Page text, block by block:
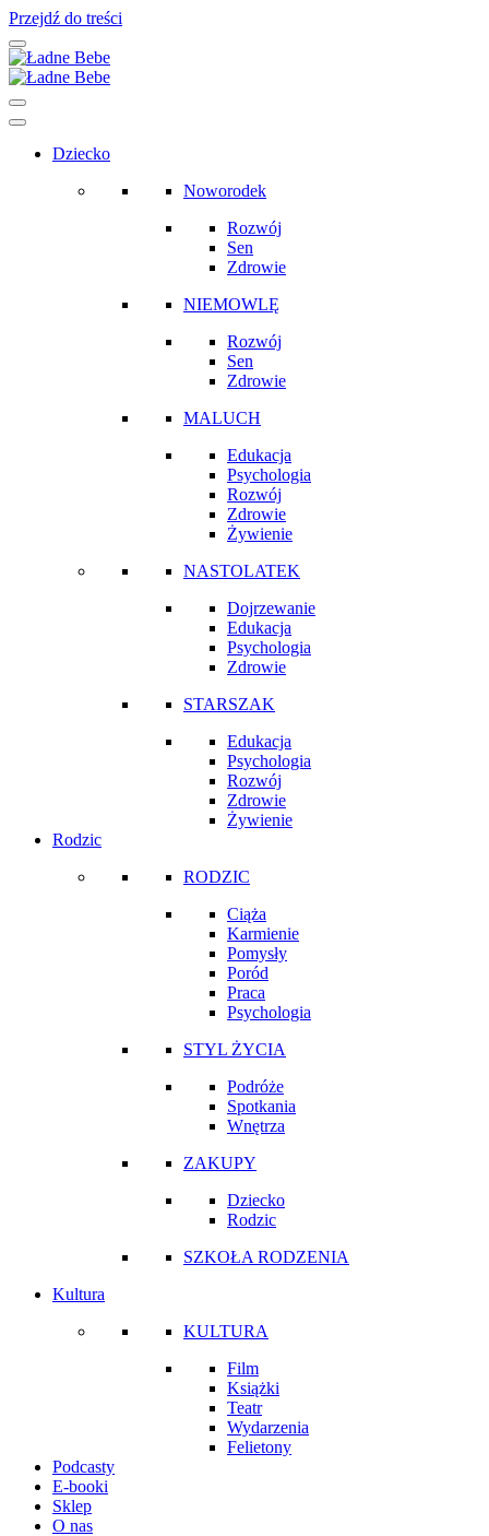
Przejdź do treści
Main
Navigation
Dziecko
Noworodek
Rozwój
Sen
Zdrowie
NIEMOWLĘ
Rozwój
Sen
Zdrowie
MALUCH
Edukacja
Psychologia
Rozwój
Zdrowie
Żywienie
NASTOLATEK
Dojrzewanie
Edukacja
Psychologia
Zdrowie
STARSZAK
Edukacja
Psychologia
Rozwój
Zdrowie
Żywienie
Rodzic
RODZIC
Ciąża
Karmienie
Pomysły
Poród
Praca
Psychologia
STYL ŻYCIA
Podróże
Spotkania
Wnętrza
ZAKUPY
Dziecko
Rodzic
SZKOŁA RODZENIA
Kultura
KULTURA
Film
Książki
Teatr
Wydarzenia
Felietony
Podcasty
E-booki
Sklep
O nas